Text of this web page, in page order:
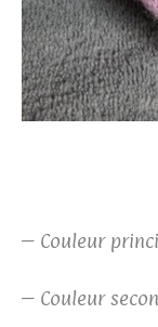
– Couleur
– Couleur